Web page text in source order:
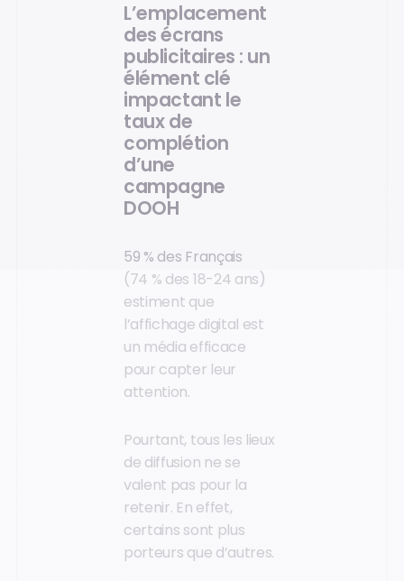
L’emplacement
des écrans
publicitaires : un
élément clé
impactant le
taux de
complétion
d’une
campagne
DOOH
59 % des Français
(74 % des 18-24 ans)
estiment que
l’affichage digital est
un média efficace
pour capter leur
attention.
Pourtant, tous les lieux
de diffusion ne se
valent pas pour la
retenir. En effet,
certains sont plus
porteurs que d’autres.